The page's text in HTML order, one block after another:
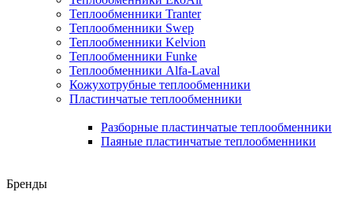
Теплообменники Tranter
Теплообменники Swep
Теплообменники Kelvion
Теплообменники Funke
Теплообменники Alfa-Laval
Кожухотрубные теплообменники
Пластинчатые теплообменники
Разборные пластинчатые теплообменники
Паяные пластинчатые теплообменники
Бренды